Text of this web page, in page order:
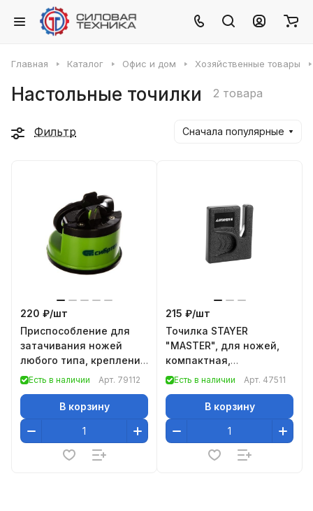
Главная Каталог Офис и дом Хозяйственные товары
Настольные точилки 2 товара
Фильтр Сначала популярные
220 ₽/шт
Приспособление для
затачивания ножей
любого типа, крепление
на присоске// Сибртех
Есть в наличии Арт. 79112
В корзину
215 ₽/шт
Точилка STAYER
"MASTER", для ножей,
компактная,
керамическая рабочая
Есть в наличии Арт. 47511
В корзину